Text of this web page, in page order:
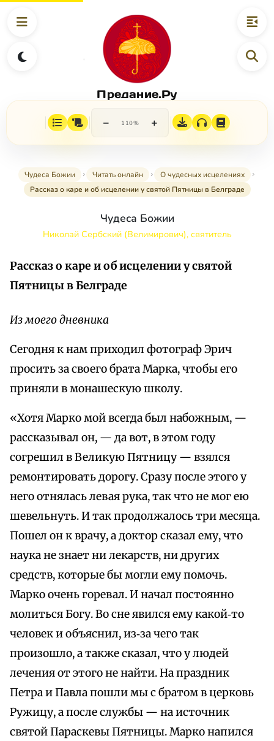
Предание.Ру
− 110% +
Чудеса Божии Читать онлайн
О чудесных исцелениях
Рассказ о каре и об исцелении у святой Пятницы в Белграде
Чудеса Божии
Николай Сербский (Велимирович), святитель
Рассказ о каре и об исцелении у святой
Пятницы в Белграде
Из моего дневника
Сегодня к нам приходил фотограф Эрич
просить за своего брата Марка, чтобы его
приняли в монашескую школу.
«Хотя Марко мой всегда был набожным, —
рассказывал он, — да вот, в этом году
согрешил в Великую Пятницу — взялся
ремонтировать дорогу. Сразу после этого у
него отнялась левая рука, так что не мог ею
шевельнуть. И так продолжалось три месяца.
Пошел он к врачу, а доктор сказал ему, что
наука не знает ни лекарств, ни других
средств, которые бы могли ему помочь.
Марко очень горевал. И начал постоянно
молиться Богу. Во сне явился ему какой‑то
человек и объяснил, из‑за чего так
произошло, а также сказал, что у людей
лечения от этого не найти. На праздник
Петра и Павла пошли мы с братом в церковь
Ружицу, а после службы — на источник
святой Параскевы Пятницы. Марко напился